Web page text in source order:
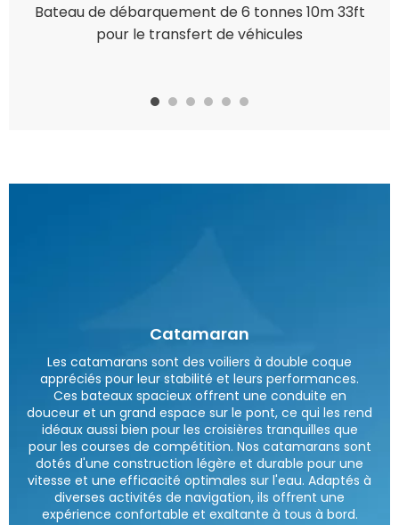
Bateau de débarquement de 6 tonnes 10m 33ft
pour le transfert de véhicules
Catamaran
Les catamarans sont des voiliers à double coque
appréciés pour leur stabilité et leurs performances.
Ces bateaux spacieux offrent une conduite en
douceur et un grand espace sur le pont, ce qui les rend
idéaux aussi bien pour les croisières tranquilles que
pour les courses de compétition. Nos catamarans sont
dotés d'une construction légère et durable pour une
vitesse et une efficacité optimales sur l'eau. Adaptés à
diverses activités de navigation, ils offrent une
expérience confortable et exaltante à tous à bord.